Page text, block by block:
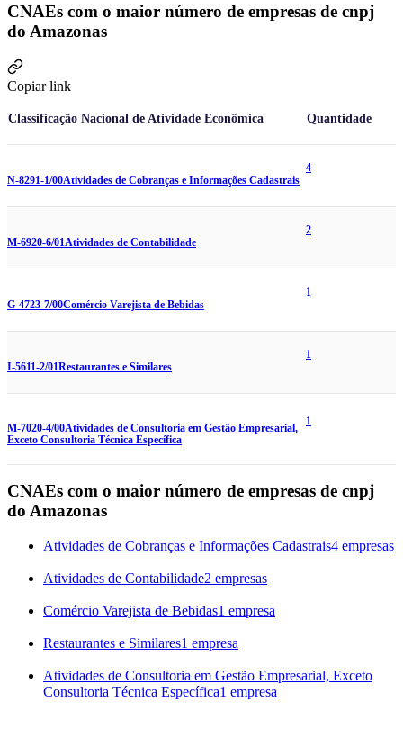
CNAEs com o maior número de empresas de cnpj
do Amazonas
Copiar link
Classificação Nacional de Atividade Econômica Quantidade
N-8291-1/00Atividades de Cobranças e Informações Cadastrais
4
M-6920-6/01Atividades de Contabilidade
2
G-4723-7/00Comércio Varejista de Bebidas
1
I-5611-2/01Restaurantes e Similares
1
M-7020-4/00Atividades de Consultoria em Gestão Empresarial,
Exceto Consultoria Técnica Específica
1
CNAEs com o maior número de empresas de cnpj
do Amazonas
Atividades de Cobranças e Informações Cadastrais4 empresas
Atividades de Contabilidade2 empresas
Comércio Varejista de Bebidas1 empresa
Restaurantes e Similares1 empresa
Atividades de Consultoria em Gestão Empresarial, Exceto
Consultoria Técnica Específica1 empresa